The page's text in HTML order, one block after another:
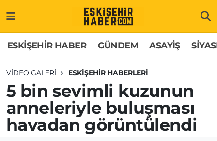
ESKİŞEHİR HABER GÜNDEM ASAYİŞ
VIDEO GALERI ESKİŞEHİR HABERLERİ
5 bin sevimli kuzunun
anneleriyle buluşması
havadan görüntülendi
GÜNDEM
ASAYİŞ
SİYASET
Hakkımızda
İletişim
Künye
Odunpazarı Trafik Yoğunluk Haritası
Süper Lig Puan Durumu ve Fikstür
Tüm Manşetler
Son Dakika Haberleri